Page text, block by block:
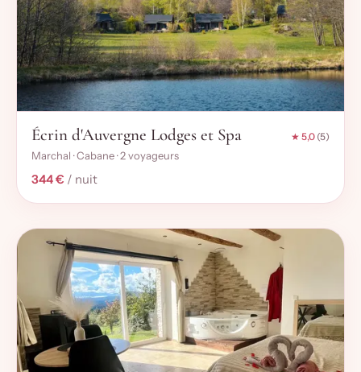
Écrin d'Auvergne Lodges et Spa ★ 5,0 (5)
Marchal · Cabane · 2 voyageurs
344 € / nuit